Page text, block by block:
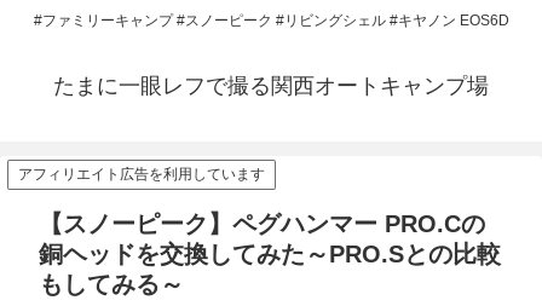
#ファミリーキャンプ #スノーピーク #リビングシェル #キヤノン EOS6D
たまに一眼レフで撮る関西オートキャンプ場
アフィリエイト広告を利用しています
【スノーピーク】ペグハンマー PRO.Cの
銅ヘッドを交換してみた～PRO.Sとの比較
もしてみる～